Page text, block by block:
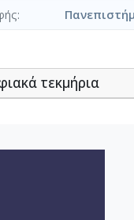
τεκμήρια